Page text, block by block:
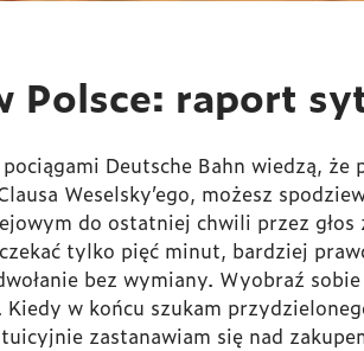
Polsce: raport
Deutsche Bahn wiedzą,
Weselsky’ego, możesz
do ostatniej chwili przez głos
tylko pięć minut, bardziej
bez wymiany. Wyobraź
Kiedy w końcu szukam
zastanawiam się nad